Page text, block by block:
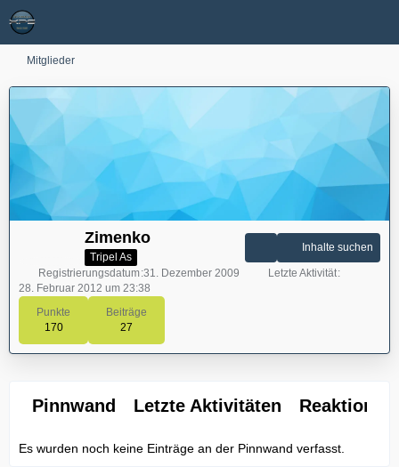
Mitglieder
Zimenko
Tripel As
Punkte
170
Beiträge
27
Inhalte suchen
Registrierungsdatum 31. Dezember 2009
Letzte Aktivität
28. Februar 2012 um 23:38
Pinnwand Letzte Aktivitäten Reaktionen
Es wurden noch keine Einträge an der Pinnwand verfasst.